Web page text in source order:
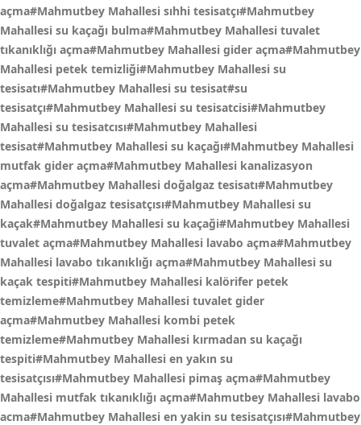
açma#Mahmutbey Mahallesi sıhhi tesisatçı#Mahmutbey
Mahallesi su kaçağı bulma#Mahmutbey Mahallesi tuvalet
tıkanıklığı açma#Mahmutbey Mahallesi gider açma#Mahmutbey
Mahallesi petek temizliği#Mahmutbey Mahallesi su
tesisatı#Mahmutbey Mahallesi su tesisat#su
tesisatçı#Mahmutbey Mahallesi su tesisatcisi#Mahmutbey
Mahallesi su tesisatcısı#Mahmutbey Mahallesi
tesisat#Mahmutbey Mahallesi su kaçağı#Mahmutbey Mahallesi
mutfak gider açma#Mahmutbey Mahallesi kanalizasyon
açma#Mahmutbey Mahallesi doğalgaz tesisatı#Mahmutbey
Mahallesi doğalgaz tesisatçısı#Mahmutbey Mahallesi su
kaçak#Mahmutbey Mahallesi su kaçaği#Mahmutbey Mahallesi
tuvalet açma#Mahmutbey Mahallesi lavabo açma#Mahmutbey
Mahallesi lavabo tıkanıklığı açma#Mahmutbey Mahallesi su
kaçak tespiti#Mahmutbey Mahallesi kalörifer petek
temizleme#Mahmutbey Mahallesi tuvalet gider
açma#Mahmutbey Mahallesi kombi petek
temizleme#Mahmutbey Mahallesi kırmadan su kaçağı
tespiti#Mahmutbey Mahallesi en yakın su
tesisatçısı#Mahmutbey Mahallesi pimaş açma#Mahmutbey
Mahallesi mutfak tıkanıklığı açma#Mahmutbey Mahallesi lavabo
acma#Mahmutbey Mahallesi en yakin su tesisatçısı#Mahmutbey